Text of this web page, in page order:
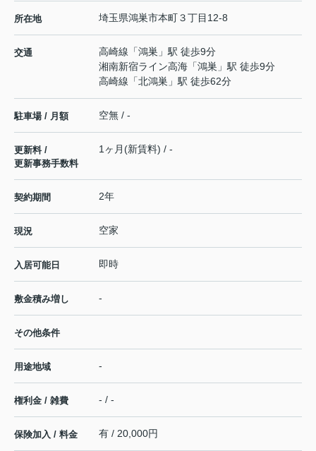
所在地 埼玉県鴻巣市本町３丁目12-8
交通 高崎線 「鴻巣 」駅 徒歩9分
湘南新宿ライン高海 「鴻巣 」駅 徒歩9分
高崎線 「北鴻巣 」駅 徒歩62分
駐車場 / 月額 空無 / -
更新料 /
更新事務手数料
1ヶ月(新賃料) / -
契約期間 2年
現況 空家
入居可能日 即時
敷金積み増し -
その他条件
用途地域 -
権利金 / 雑費 - / -
保険加入 / 料金 有 / 20,000円